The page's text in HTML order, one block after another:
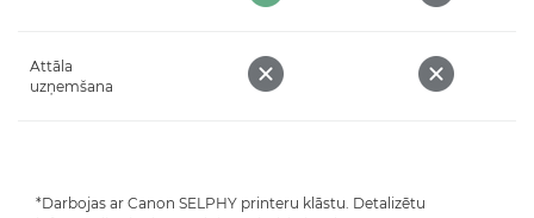
Attāla
uzņemšana
*Darbojas ar Canon SELPHY printeru klāstu. Detalizētu